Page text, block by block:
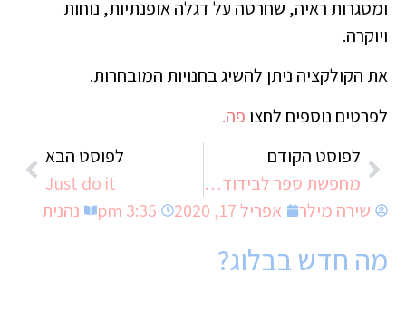
ומסגרות ראיה, שחרטה על דגלה אופנתיות, נוחות
ויוקרה.
את הקולקציה ניתן להשיג בחנויות המובחרות.
לפרטים נוספים לחצו פה.
לפוסט הקודם
מחפשת ספר לבידוד? הנה הספר שיגרום לך לשכוח מהקורונה
לפוסט הבא
Just do it
שירה מילר
אפריל 17, 2020 3:35 pm נהנית
מה חדש בבלוג?